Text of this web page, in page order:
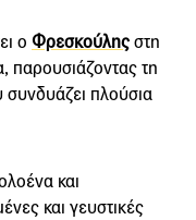
ο Φρεσκούληςστη
παρουσιάζοντας τη
συνδυάζει πλούσια
και
και γευστικές